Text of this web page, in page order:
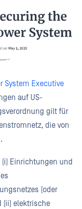
System Executive
auf US-
gilt für
die von
Einrichtungen und
(oder
(ii) elektrische